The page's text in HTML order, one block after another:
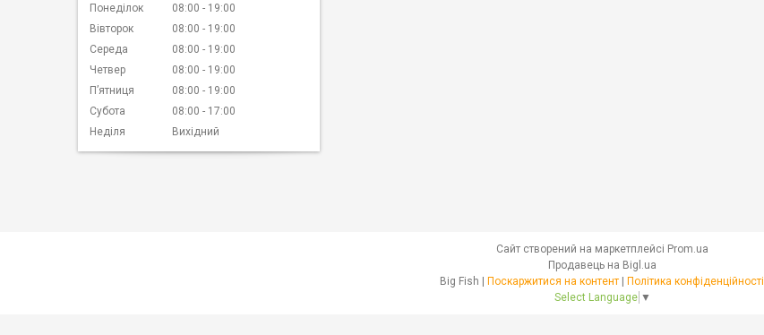
Понеділок 08:00
19:00
Вівторок
08:00
19:00
Середа
08:00
19:00
Четвер
08:00
19:00
Пʼятниця
08:00
19:00
Субота
08:00
17:00
Неділя
Вихідний
Сайт створений на маркетплейсі Prom.ua
Продавець на Bigl.ua
Big Fish | Поскаржитися на контент | Політика конфіденційності
Select Language ▼